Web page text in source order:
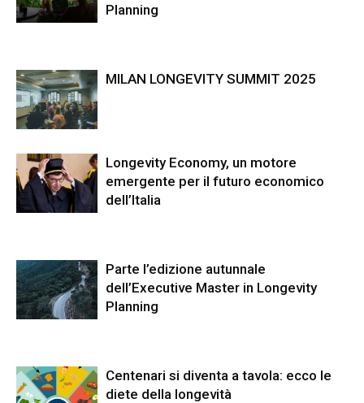
Planning
MILAN LONGEVITY SUMMIT 2025
Longevity Economy, un motore
emergente per il futuro economico
dell’Italia
Parte l’edizione autunnale
dell’Executive Master in Longevity
Planning
Centenari si diventa a tavola: ecco le
diete della longevità